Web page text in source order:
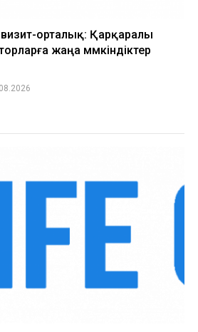
орталық: Қарқаралы
жаңа мүмкіндіктер